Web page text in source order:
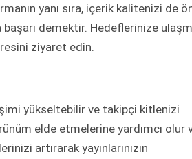
yanı sıra, içerik kalitenizi de
demektir. Hedeflerinize
ziyaret edin.
yükseltebilir ve takipçi kitlenizi
elde etmelerine yardımcı olur
artırarak yayınlarınızın